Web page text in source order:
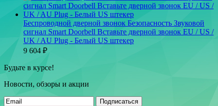
Беспроводной дверной звонок Безопасность Звуковой
сигнал Smart Doorbell Вставьте дверной звонок EU / US /
UK / AU Plug - Белый US штекер
9 604 ₽
Будьте в курсе!
Новости, обзоры и акции
Подписаться